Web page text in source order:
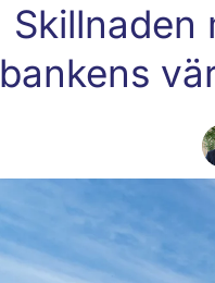
Skillnaden
bankens